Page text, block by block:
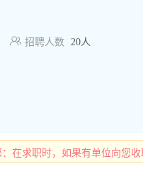
 招聘人数 20人
在求职时，如果有单位向您